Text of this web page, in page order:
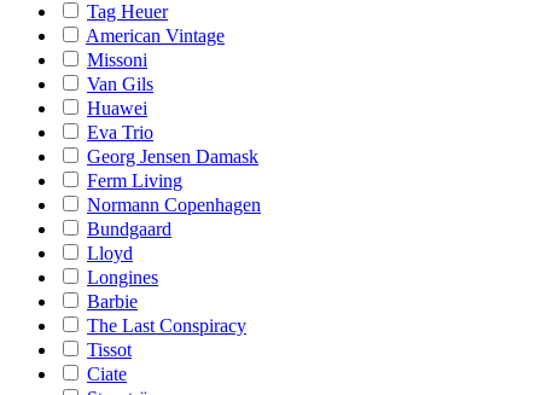
Tag Heuer
American Vintage
Missoni
Van Gils
Huawei
Eva Trio
Georg Jensen Damask
Ferm Living
Normann Copenhagen
Bundgaard
Lloyd
Longines
Barbie
The Last Conspiracy
Tissot
Ciate